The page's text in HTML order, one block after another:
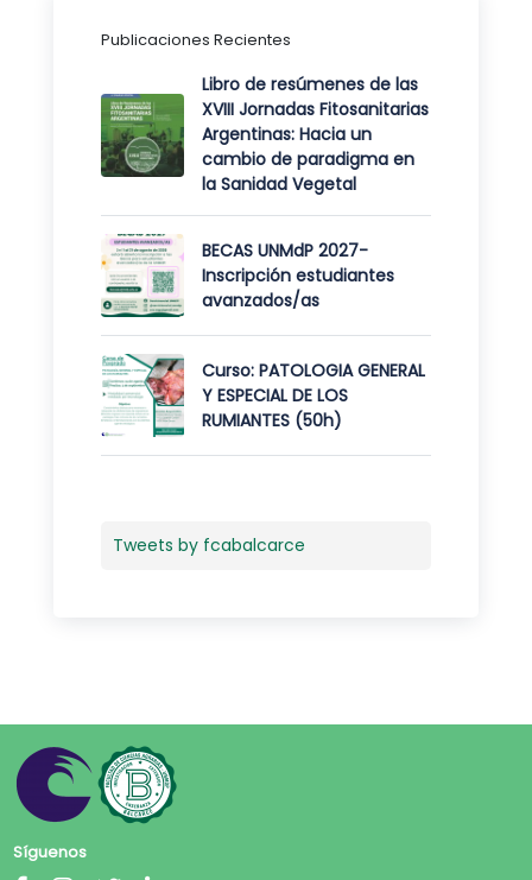
Publicaciones Recientes
Libro de resúmenes de las
XVIII Jornadas Fitosanitarias
Argentinas: Hacia un
cambio de paradigma en
la Sanidad Vegetal
BECAS UNMdP 2027-
Inscripción estudiantes
avanzados/as
Curso: PATOLOGIA GENERAL
Y ESPECIAL DE LOS
RUMIANTES (50h)
Tweets by fcabalcarce
Síguenos